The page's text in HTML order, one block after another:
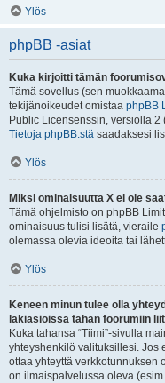
Ylös
phpBB -asiat
Kuka kirjoitti tämän
Tämä sovellus (sen
tekijänoikeudet omistaa phpBB
Public Licensenssin, versiolla
Tietoja phpBB:stä saadaksesi
Ylös
Miksi ominaisuutta X ei ole
Tämä ohjelmisto on phpBB
ominaisuus tulisi lisätä, vieraile
olemassa olevia ideoita tai
Ylös
Keneen minun tulee olla
lakiasioissa tähän foorumiin
Kuka tahansa “Tiimi”-sivulla
yhteyshenkilö valituksillesi. Jos
ottaa yhteyttä verkkotunnuksen
on ilmaispalvelussa oleva